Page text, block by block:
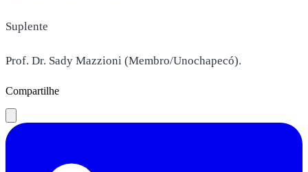
Suplente
Prof. Dr. Sady Mazzioni (Membro/Unochapecó).
Compartilhe